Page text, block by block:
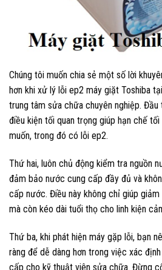
Chúng tôi muốn chia sẻ một số lời
hơn khi xử lý lỗi ep2 máy giặt Toshiba
trung tâm sửa chữa chuyên nghiệp.
điều kiện tối quan trọng giúp hạn chế
muốn, trong đó có lỗi ep2.
Thứ hai, luôn chủ động kiểm tra nguồn
đảm bảo nước cung cấp đầy đủ và
cấp nước. Điều này không chỉ giúp
mà còn kéo dài tuổi thọ cho linh kiện
Thứ ba, khi phát hiện máy gặp lỗi, bạn
ràng để dễ dàng hơn trong việc xác
cấp cho kỹ thuật viên sửa chữa. Đừng